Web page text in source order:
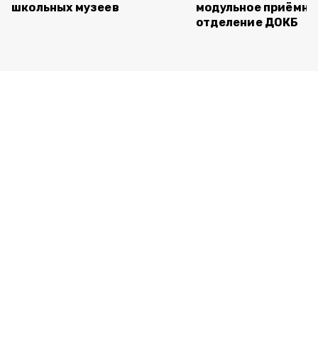
школьных музеев
модульное
отделение ДОКБ